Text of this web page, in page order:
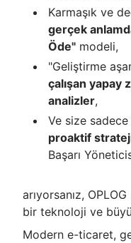
Karmaşık ve
gerçek
Öde" modeli,
"Geliştirme
çalışan yapay
analizler,
Ve size
proaktif
Başarı
arıyorsanız,
bir teknoloji ve
Modern e-ticaret,